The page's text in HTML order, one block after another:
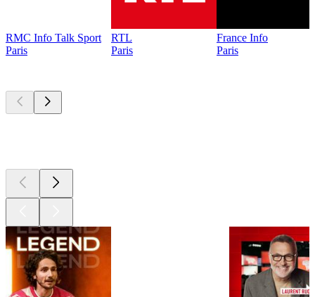
RMC Info Talk Sport
Paris
RTL
Paris
France Info
Paris